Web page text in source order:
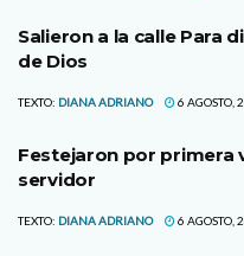
Salieron a la calle Para
de Dios
TEXTO: DIANA ADRIANO 6 AGOSTO,
Festejaron por primera
servidor
TEXTO: DIANA ADRIANO 6 AGOSTO,